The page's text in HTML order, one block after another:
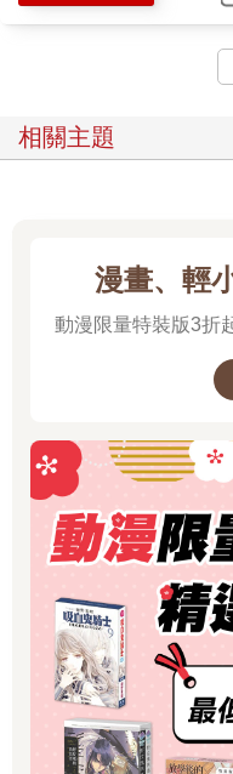
相關主題
漫畫、輕
動漫限量特裝版3折